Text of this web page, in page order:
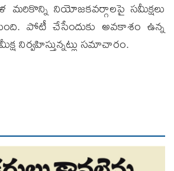
మరికొన్ని నియోజకవర్గాలపై సమీక్షలు
పోటీ చేసేందుకు అవకాశం ఉన్న
నిర్వహిస్తున్నట్లు సమాచారం.